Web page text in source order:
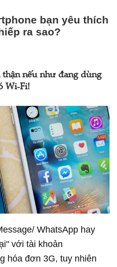
bạn yêu thích
ra sao?
nếu như đang dùng
Wi-Fi!
WhatsApp hay
với tài khoản
hóa đơn 3G, tuy nhiên